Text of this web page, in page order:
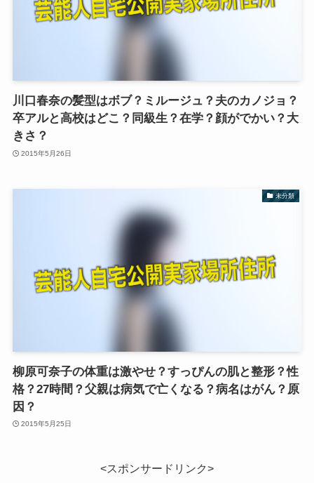
川口春奈の髪型はボブ？ミルージュ？夫のカノジョ？
卒アルと高校はどこ？同級生？在学？顔がでかい？大
きさ？
2015年5月26日
未分類
柳原可奈子の体重は激やせ？すっぴんの肌と整形？性
格？27時間？父親は病気で亡くなる？病名はがん？原
因？
2015年5月25日
<スポンサードリンク>